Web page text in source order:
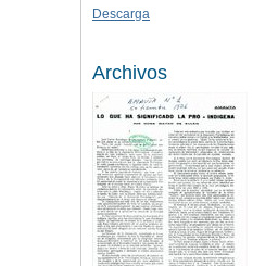
Descarga
Archivos